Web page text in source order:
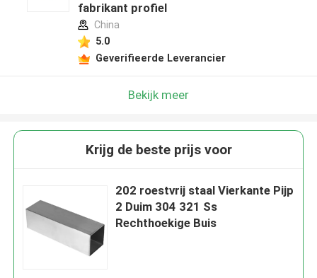
fabrikant profiel
China
5.0
Geverifieerde Leverancier
Bekijk meer
Krijg de beste prijs voor
202 roestvrij staal Vierkante Pijp
2 Duim 304 321 Ss
Rechthoekige Buis